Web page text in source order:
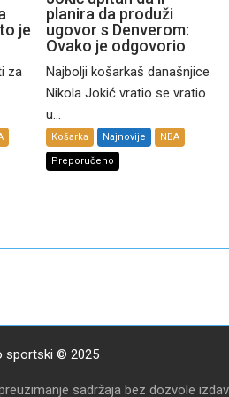
je
za
planira da produži
ugovor s Denverom:
Ovako je odgovorio
Najbolji košarkaš današnjice
Nikola Jokić vratio se vratio
u...
Košarka Najnovije NBA
Preporučeno
sportski © 2025
sadržaja bez dozvole